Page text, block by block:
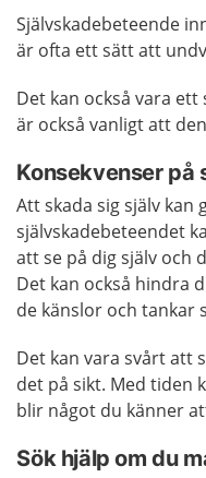
Självskadebeteende
är ofta ett sätt att
Det kan också vara
är också vanligt att
Konsekvenser på
Att skada sig själv
självskadebeteendet
att se på dig själv och
Det kan också hindra
de känslor och tankar
Det kan vara svårt att
det på sikt. Med tiden
blir något du känner
Sök hjälp om du